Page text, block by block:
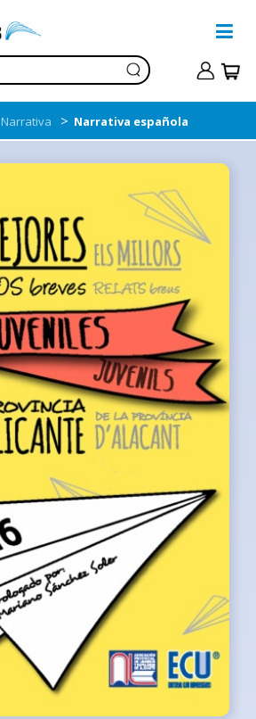
Narrativa > Narrativa española